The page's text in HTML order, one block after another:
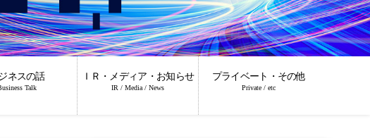
ネスの話
Talk
ＩＲ・メディア・お知らせ
IR / Media / News
プライベート・その他
Private / etc